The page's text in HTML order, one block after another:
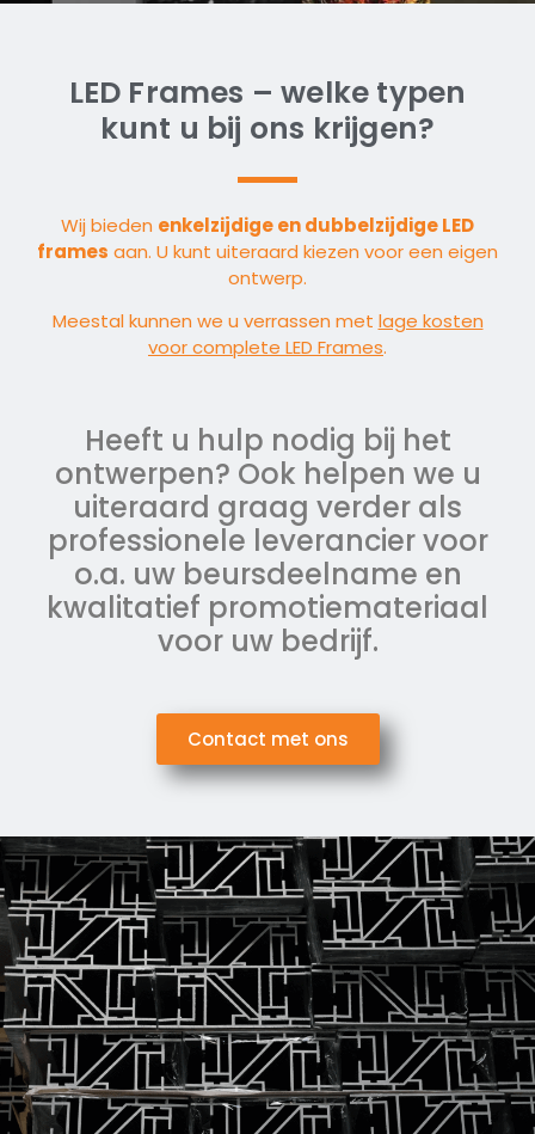
LED Frames – welke typen
kunt u bij ons krijgen?
Wij bieden enkelzijdige en dubbelzijdige LED
frames aan. U kunt uiteraard kiezen voor een eigen
ontwerp.
Meestal kunnen we u verrassen met lage kosten
voor complete LED Frames.
Heeft u hulp nodig bij het
ontwerpen? Ook helpen we u
uiteraard graag verder als
professionele leverancier voor
o.a. uw beursdeelname en
kwalitatief promotiemateriaal
voor uw bedrijf.
Contact met ons